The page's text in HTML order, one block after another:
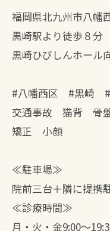
福岡県北九州市八
黒崎駅より徒歩８分
黒崎ひびしんホール
#八幡西区 #黒崎
交通事故 猫背 骨
矯正 小顔
≪駐車場≫
院前三台＋隣に提携
≪診療時間≫
月・火・金9:00～